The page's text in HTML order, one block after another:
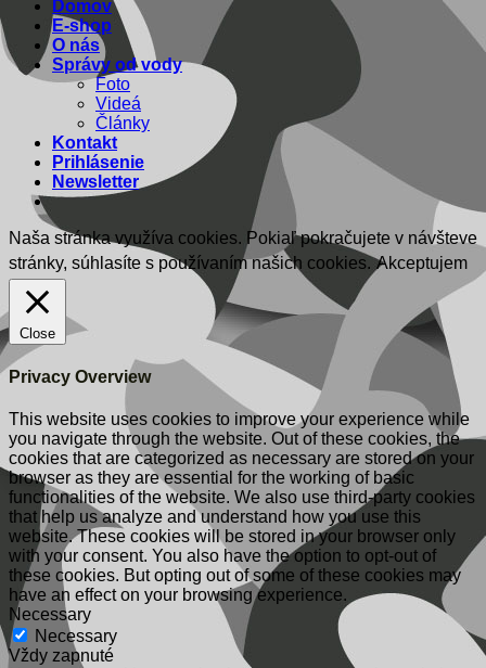
Domov
E-shop
O nás
Správy od vody
Foto
Videá
Články
Kontakt
Prihlásenie
Newsletter
Naša stránka využíva cookies. Pokiaľ pokračujete v návšteve
stránky, súhlasíte s používaním našich cookies. Akceptujem
Close
Privacy Overview
This website uses cookies to improve your experience while
you navigate through the website. Out of these cookies, the
cookies that are categorized as necessary are stored on your
browser as they are essential for the working of basic
functionalities of the website. We also use third-party cookies
that help us analyze and understand how you use this
website. These cookies will be stored in your browser only
with your consent. You also have the option to opt-out of
these cookies. But opting out of some of these cookies may
have an effect on your browsing experience.
Necessary
Necessary
Vždy zapnuté